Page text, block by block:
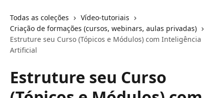
Todas as coleções
Vídeo-tutoriais
Criação de formações (cursos, webinars, aulas privadas)
Estruture seu Curso (Tópicos e Módulos) com Inteligência
Artificial
Estruture seu Curso